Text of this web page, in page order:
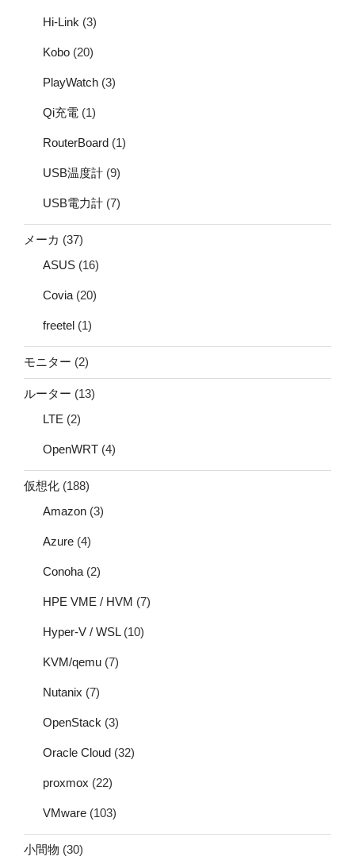
Hi-Link (3)
Kobo (20)
PlayWatch (3)
Qi充電 (1)
RouterBoard (1)
USB温度計 (9)
USB電力計 (7)
メーカ (37)
ASUS (16)
Covia (20)
freetel (1)
モニター (2)
ルーター (13)
LTE (2)
OpenWRT (4)
仮想化 (188)
Amazon (3)
Azure (4)
Conoha (2)
HPE VME / HVM (7)
Hyper-V / WSL(10)
KVM/qemu (7)
Nutanix (7)
OpenStack (3)
Oracle Cloud (32)
proxmox (22)
VMware (103)
小間物 (30)